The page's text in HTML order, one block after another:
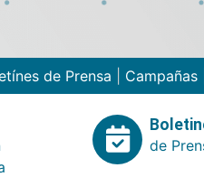
de Prensa Campañas
de